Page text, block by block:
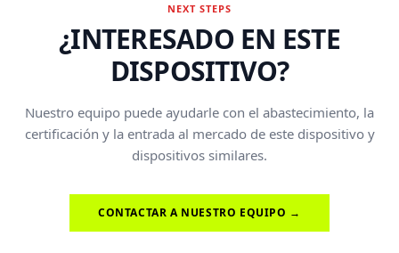
NEXT STEPS
¿INTERESADO EN ESTE
DISPOSITIVO?
Nuestro equipo puede ayudarle con el abastecimiento, la
certificación y la entrada al mercado de este dispositivo y
dispositivos similares.
CONTACTAR A NUESTRO EQUIPO →